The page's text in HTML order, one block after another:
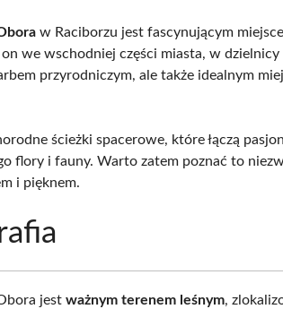
w Raciborzu jest fascynującym
we wschodniej części miasta, w
przyrodniczym, ale także idealnym
ścieżki spacerowe, które łączą
flory i fauny. Warto zatem poznać to
i pięknem.
jestważnym terenem leśnym,